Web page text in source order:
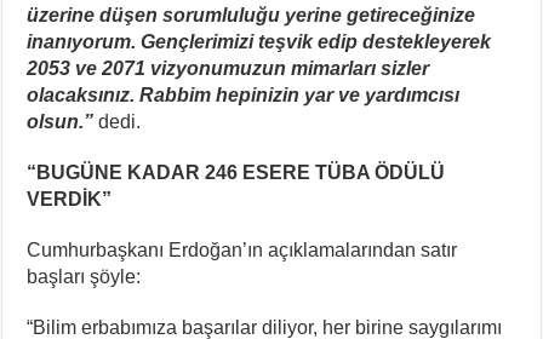
üzerine düşen sorumluluğu yerine getireceğinize
inanıyorum. Gençlerimizi teşvik edip destekleyerek
2053 ve 2071 vizyonumuzun mimarları sizler
olacaksınız. Rabbim hepinizin yar ve yardımcısı
olsun.”dedi.
“BUGÜNE KADAR 246 ESERE TÜBA ÖDÜLÜ
VERDİK”
Cumhurbaşkanı Erdoğan’ın açıklamalarından satır
başları şöyle:
“Bilim erbabımıza başarılar diliyor, her birine saygılarımı